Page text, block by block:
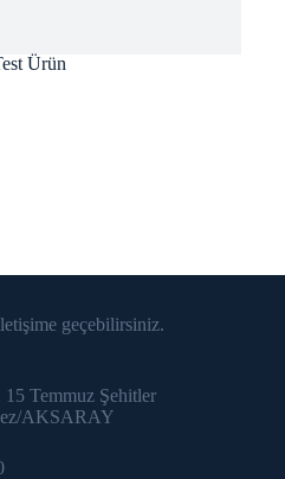
Ürün
geçebilirsiniz.
15 Temmuz Şehitler
AKSARAY